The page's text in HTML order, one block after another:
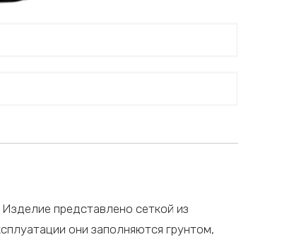
представлено сеткой из
они заполняются грунтом,